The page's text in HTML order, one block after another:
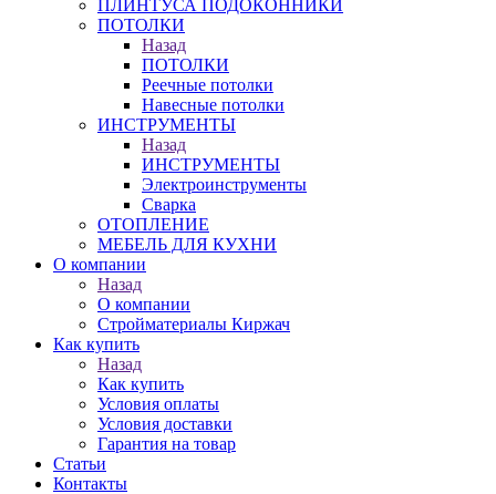
ПЛИНТУСА ПОДОКОННИКИ
ПОТОЛКИ
Назад
ПОТОЛКИ
Реечные потолки
Навесные потолки
ИНСТРУМЕНТЫ
Назад
ИНСТРУМЕНТЫ
Электроинструменты
Сварка
ОТОПЛЕНИЕ
МЕБЕЛЬ ДЛЯ КУХНИ
О компании
Назад
О компании
Стройматериалы Киржач
Как купить
Назад
Как купить
Условия оплаты
Условия доставки
Гарантия на товар
Статьи
Контакты